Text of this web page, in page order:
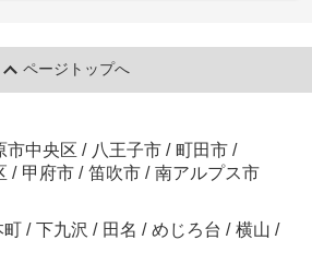
ページトップへ
市中央区 / 八王子市 / 町田市 /
/ 甲府市 / 笛吹市 / 南アルプス市
町 / 下九沢 / 田名 / めじろ台 / 横山 /